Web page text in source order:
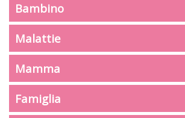
Bambino
Malattie
Mamma
Famiglia